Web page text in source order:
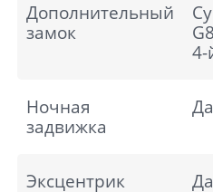
Дополнительный
замок
4-
Ночная
задвижка
Да
Эксцентрик Да